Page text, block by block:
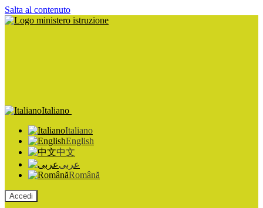
Salta al contenuto
Italiano
Italiano
English
中文
عربى
Română
Accedi